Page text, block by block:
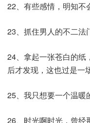
22、有些感情，明知不
23、抓住男人的不二法
24、拿起一张苍白的纸
后才发现，这也过是一
25、我只想要一个温暖
26、时光啊时光，曾经